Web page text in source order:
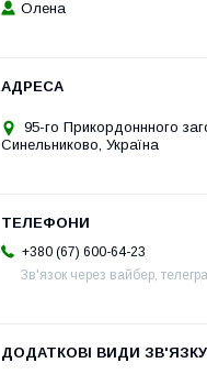
Олена
95-го Прикордоннного
Синельниково, Україна
+380 (67) 600-64-23
Зв'язок через вайбер,